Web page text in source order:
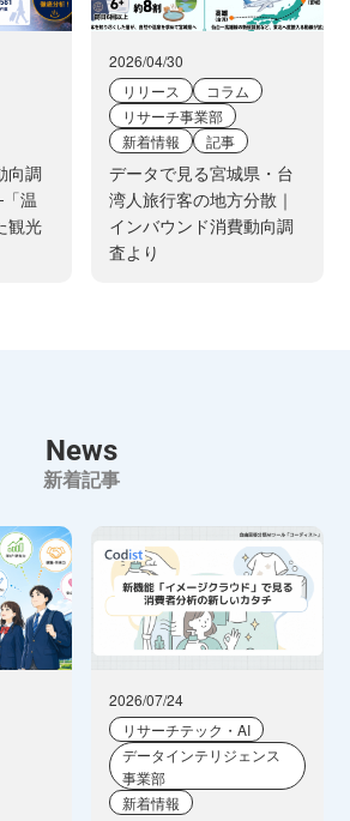
向調
温
観光
2026/04/30
リリース
コラム
リサーチ事業部
新着情報
記事
データで見る宮城県・台
湾人旅行客の地方分散｜
インバウンド消費動向調
査より
News
新着記事
2026/07/24
リサーチテック・AI
データインテリジェンス
事業部
新着情報